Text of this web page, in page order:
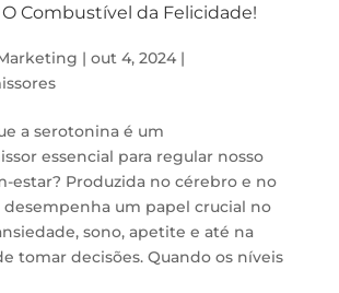
Combustível da Felicidade!
| out 4, 2024|
a serotonina é um
essencial para regular nosso
estar? Produzida no cérebro e no
desempenha um papel crucial no
sono, apetite e até na
tomar decisões. Quando os níveis